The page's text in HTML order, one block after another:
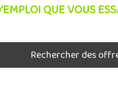
QUE VOUS
Rechercher des